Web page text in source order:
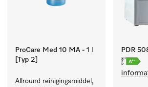
ProCare Med 10 MA - 1 l
[Typ 2]
Allround reinigingsmiddel,
PDR